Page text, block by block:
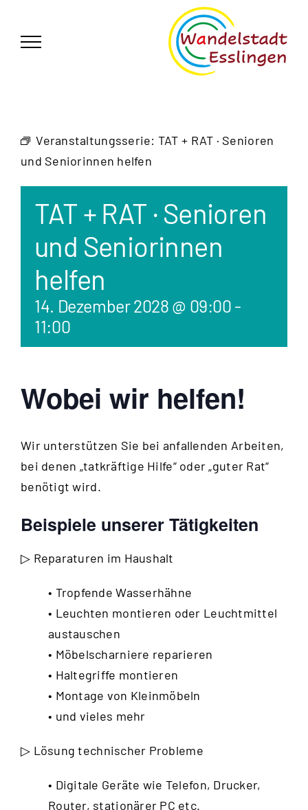
springen
Veranstaltungsserie: TAT + RAT · Senioren
und Seniorinnen helfen
TAT + RAT · Senioren
und Seniorinnen
helfen
14. Dezember 2028 @ 09:00 -
11:00
Wobei wir helfen!
Wir unterstützen Sie bei anfallenden Arbeiten,
bei denen „tatkräftige Hilfe“ oder „guter Rat“
benötigt wird.
Beispiele unserer Tätigkeiten
▷ Reparaturen im Haushalt
• Tropfende Wasserhähne
• Leuchten montieren oder Leuchtmittel
austauschen
• Möbelscharniere reparieren
• Haltegriffe montieren
• Montage von Kleinmöbeln
• und vieles mehr
▷ Lösung technischer Probleme
• Digitale Geräte wie Telefon, Drucker,
Router, stationärer PC etc.